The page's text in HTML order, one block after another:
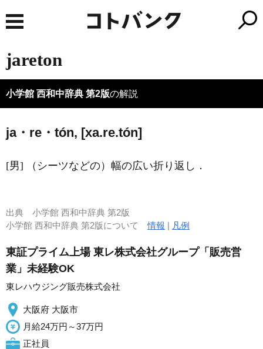
jareton
小学館 西和中辞典 第2版の解説
ja・re・tón, [xa.re.tón]
[男] （シーツなどの）幅の広い折り返し．
出典 小学館 西和中辞典 第2版
小学館 西和中辞典 第2版について情報 | 凡例
東証プライム上場 東レ株式会社グループ「販売営
業」未経験OK
東レハウジング販売株式会社
大阪府 大阪市
月給24万円～37万円
正社員